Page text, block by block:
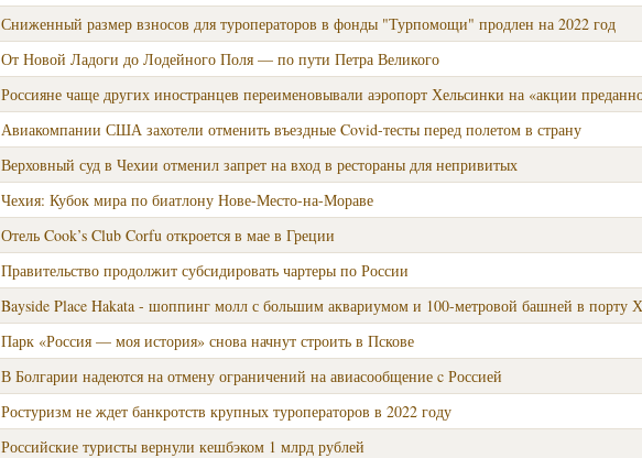
Сниженный размер взносов для туроператоров в фонды "Турпомощи" продлен на 2022 год
От Новой Ладоги до Лодейного Поля — по пути Петра Великого
Россияне чаще других иностранцев переименовывали аэропорт Хельсинки на «акции
Авиакомпании США захотели отменить въездные Covid-тесты перед полетом в страну
Верховный суд в Чехии отменил запрет на вход в рестораны для непривитых
Чехия: Кубок мира по биатлону Нове-Место-на-Мораве
Отель Cook’s Club Corfu откроется в мае в Греции
Правительство продолжит субсидировать чартеры по России
Bayside Place Hakata - шоппинг молл с большим аквариумом и 100-метровой башней в порту
Парк «Россия — моя история» снова начнут строить в Пскове
В Болгарии надеются на отмену ограничений на авиасообщение c Россией
Ростуризм не ждет банкротств крупных туроператоров в 2022 году
Российские туристы вернули кешбэком 1 млрд рублей